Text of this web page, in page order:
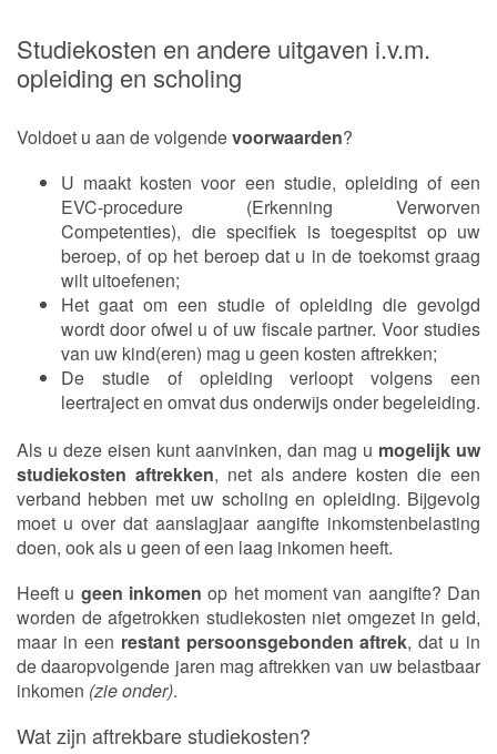
Studiekosten en andere uitgaven i.v.m.
opleiding en scholing
Voldoet u aan de volgendevoorwaarden?
U maakt kosten voor een studie, opleiding of een
EVC-procedure (Erkenning Verworven
Competenties), die specifiek is toegespitst op uw
beroep, of op het beroep dat u in de toekomst graag
wilt uitoefenen;
Het gaat om een studie of opleiding die gevolgd
wordt door ofwel u of uw fiscale partner. Voor studies
van uw kind(eren) mag u geen kosten aftrekken;
De studie of opleiding verloopt volgens een
leertraject en omvat dus onderwijs onder begeleiding.
Als u deze eisen kunt aanvinken, dan mag u mogelijk uw
studiekosten aftrekken, net als andere kosten die een
verband hebben met uw scholing en opleiding. Bijgevolg
moet u over dat aanslagjaar aangifte inkomstenbelasting
doen, ook als u geen of een laag inkomen heeft.
Heeft u geen inkomen op het moment van aangifte? Dan
worden de afgetrokken studiekosten niet omgezet in geld,
maar in een restant persoonsgebonden aftrek, dat u in
de daaropvolgende jaren mag aftrekken van uw belastbaar
inkomen (zie onder).
Wat zijn aftrekbare studiekosten?